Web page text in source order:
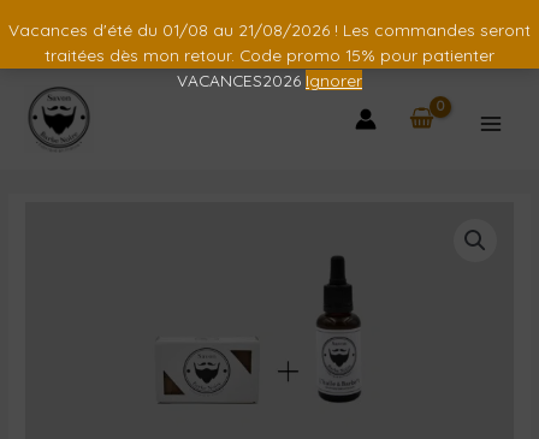
Vacances d'été du 01/08 au 21/08/2026 ! Les commandes seront
traitées dès mon retour. Code promo 15% pour patienter
VACANCES2026 Ignorer